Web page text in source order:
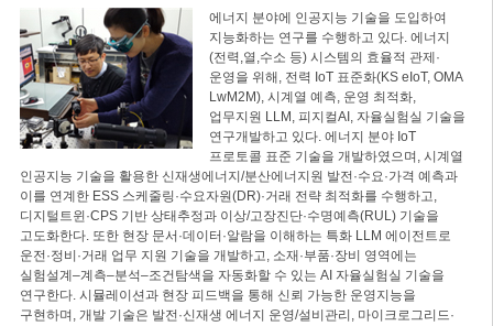
에너지 분야에 인공지능 기술을 도입하여
지능화하는 연구를 수행하고 있다. 에너지
(전력,열,수소 등) 시스템의 효율적 관제·
운영을 위해, 전력 IoT 표준화(KS eIoT, OMA
LwM2M), 시계열 예측, 운영 최적화,
업무지원 LLM, 피지컬AI, 자율실험실 기술을
연구개발하고 있다. 에너지 분야 IoT
프로토콜 표준 기술을 개발하였으며, 시계열
인공지능 기술을 활용한 신재생에너지/분산에너지원 발전·수요·가격 예측과
이를 연계한 ESS 스케줄링·수요자원(DR)·거래 전략 최적화를 수행하고,
디지털트윈·CPS 기반 상태추정과 이상/고장진단·수명예측(RUL) 기술을
고도화한다. 또한 현장 문서·데이터·알람을 이해하는 특화 LLM 에이전트로
운전·정비·거래 업무 지원 기술을 개발하고, 소재·부품·장비 영역에는
실험설계–계측–분석–조건탐색을 자동화할 수 있는 AI 자율실험실 기술을
연구한다. 시뮬레이션과 현장 피드백을 통해 신뢰 가능한 운영지능을
구현하며, 개발 기술은 발전·신재생 에너지 운영/설비관리, 마이크로그리드·